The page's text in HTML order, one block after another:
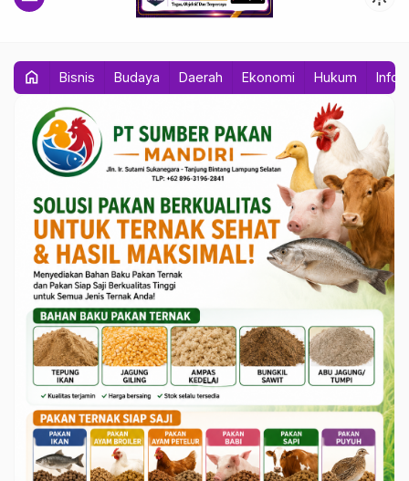
home Bisnis Budaya Daerah Ekonomi Hukum Info